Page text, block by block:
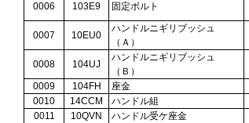
0006
103E9 固定ボルト
0007 10EU0
ハンドルニギリブッシュ
（Ａ）
0008 104UJ
ハンドルニギリブッシュ
（Ｂ）
0009
104FH 座金
0010
14CCM ハンドル組
0011
10QVN ハンドル受ケ座金